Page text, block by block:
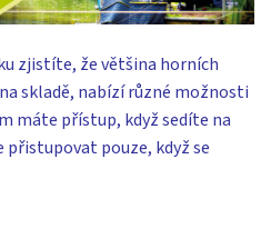
zjistíte, že většina horních
skladě, nabízí různé možnosti
máte přístup, když sedíte na
přistupovat pouze, když se